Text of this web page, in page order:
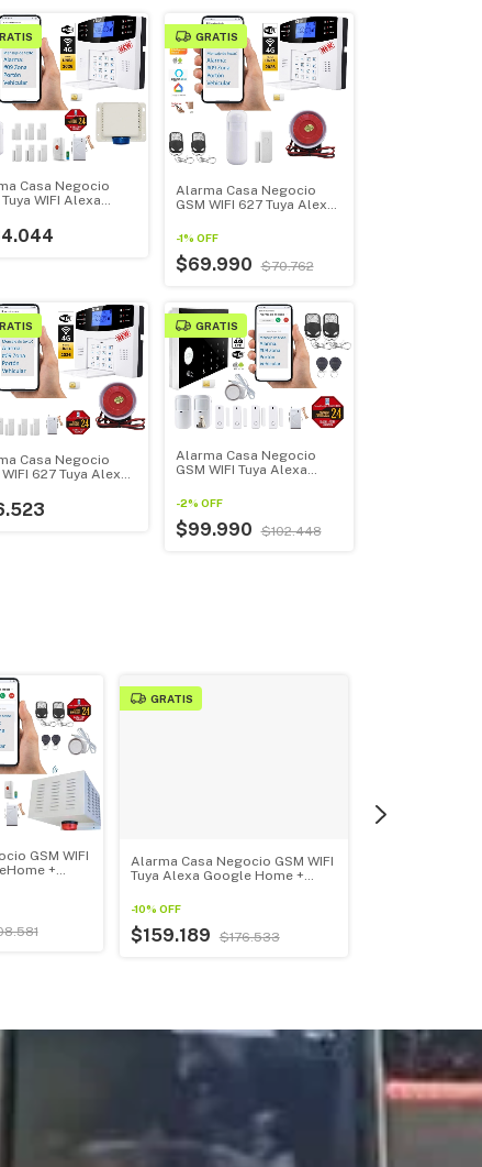
Casa Negocio
Tuya WIFI Alexa
Sirena 115db 20w
GRATIS
Alarma Casa Negocio
GSM WIFI 627 Tuya Alexa
-1% OFF
$69.990 $70.762
Casa Negocio
WIFI 627 Tuya Alexa
GRATIS
Alarma Casa Negocio
GSM WIFI Tuya Alexa
-2% OFF
$99.990 $102.448
GSM WIFI
+
GRATIS
Alarma Casa Negocio GSM WIFI
Tuya Alexa Google Home +
-10% OFF
$159.189 $176.533